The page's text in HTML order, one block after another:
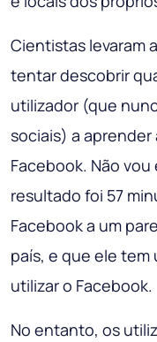
Cientistas levaram
tentar descobrir
utilizador (que
sociais) a aprender
Facebook. Não
resultado foi 57
Facebook a um
país, e que ele tem
utilizar o Facebook.
No entanto, os